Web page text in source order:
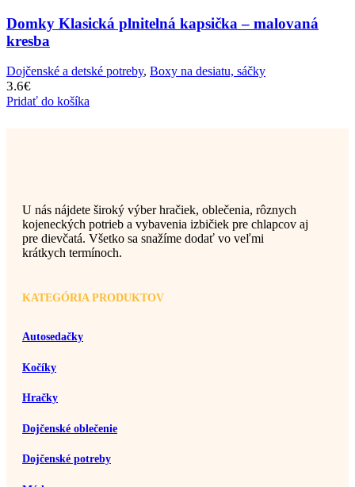
Domky Klasická plnitelná kapsička – malovaná
kresba
Dojčenské a detské potreby, Boxy na desiatu, sáčky
3.6€
Pridať do košíka
U nás nájdete široký výber hračiek, oblečenia, rôznych
kojeneckých potrieb a vybavenia izbičiek pre chlapcov aj
pre dievčatá. Všetko sa snažíme dodať vo veľmi
krátkych termínoch.
KATEGÓRIA PRODUKTOV
Autosedačky
Kočíky
Hračky
Dojčenské oblečenie
Dojčenské potreby